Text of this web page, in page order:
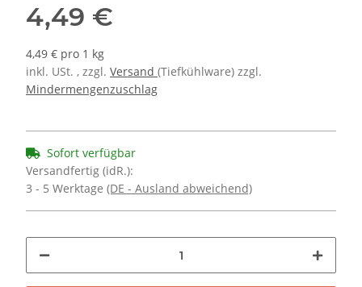
4,49 €
4,49 € pro 1 kg
inkl. USt. , zzgl. Versand (Tiefkühlware) zzgl.
Mindermengenzuschlag
Sofort verfügbar
Versandfertig (idR.):
3 - 5 Werktage (DE - Ausland abweichend)